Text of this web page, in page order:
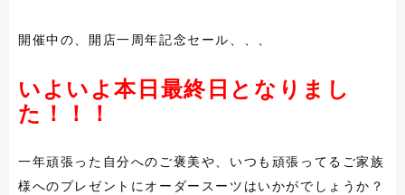
開催中の、開店一周年記念セール、、、
いよいよ本日最終日となりまし
た！！！
一年頑張った自分へのご褒美や、いつも頑張ってるご家族
様へのプレゼントにオーダースーツはいかがでしょうか？